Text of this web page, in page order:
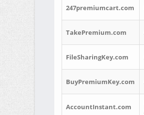
247premiumcart.com
TakePremium.com
FileSharingKey.com
BuyPremiumKey.com
AccountInstant.com